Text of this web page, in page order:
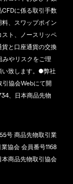
に係る取引手数
、スワップポイン
スト、ノースリッペ
と口座通貨の交換
やリスクをご理
い致します。●弊社
引協会Webにて開
、日本商品先物
号 商品先物取引業
協会 会員番号1168
本商品先物取引協会